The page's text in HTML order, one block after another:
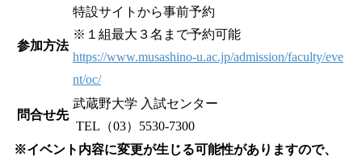
参加方法
特設サイトから事前予約
※１組最大３名まで予約可能
https://www.musashino-u.ac.jp/admission/faculty/eve
nt/oc/
問合せ先
武蔵野大学 入試センター
TEL（03）5530-7300
※イベント内容に変更が生じる可能性がありますので、